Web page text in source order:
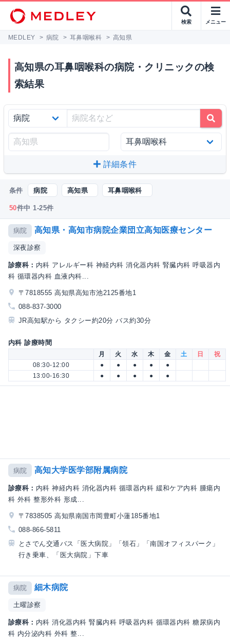
検索 メニュー
MEDLEY > 病院 > 耳鼻咽喉科 > 高知県
高知県の耳鼻咽喉科の病院・クリニックの検
索結果
詳細条件
条件 病院 高知県 耳鼻咽喉科
50件中 1-25件
病院 高知県・高知市病院企業団立高知医療センター
深夜診察
診療科： 内科 アレルギー科 神経内科 消化器内科 腎臓内科 呼吸器内
科 循環器内科 血液内科...
〒7818555 高知県高知市池2125番地1
088-837-3000
JR高知駅から タクシー約20分 バス約30分
内科 診療時間
月 火 水 木 金 土 日
祝
08:30-12:00
● ● ● ●
●
13:00-16:30
● ● ● ● ●
病院 高知大学医学部附属病院
診療科： 内科 神経内科 消化器内科 循環器内科 緩和ケア内科 腫瘍内
科 外科 整形外科 形成...
〒7838505 高知県南国市岡豊町小蓮185番地1
088-866-5811
とさでん交通バス「医大病院」「領石」「南国オフィスパーク」
行き乗車、「医大病院」下車
病院 細木病院
土曜診察
診療科： 内科 消化器内科 腎臓内科 呼吸器内科 循環器内科 糖尿病内
科 内分泌内科 外科 整...